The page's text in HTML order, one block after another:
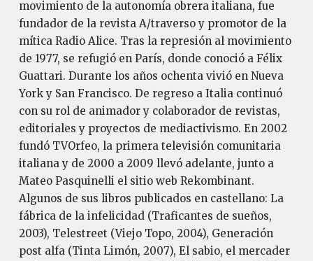
movimiento de la autonomía obrera italiana, fue
fundador de la revista A/traverso y promotor de la
mítica Radio Alice. Tras la represión al movimiento
de 1977, se refugió en París, donde conoció a Félix
Guattari. Durante los años ochenta vivió en Nueva
York y San Francisco. De regreso a Italia continuó
con su rol de animador y colaborador de revistas,
editoriales y proyectos de mediactivismo. En 2002
fundó TVOrfeo, la primera televisión comunitaria
italiana y de 2000 a 2009 llevó adelante, junto a
Mateo Pasquinelli el sitio web Rekombinant.
Algunos de sus libros publicados en castellano: La
fábrica de la infelicidad (Traficantes de sueños,
2003), Telestreet (Viejo Topo, 2004), Generación
post alfa (Tinta Limón, 2007), El sabio, el mercader